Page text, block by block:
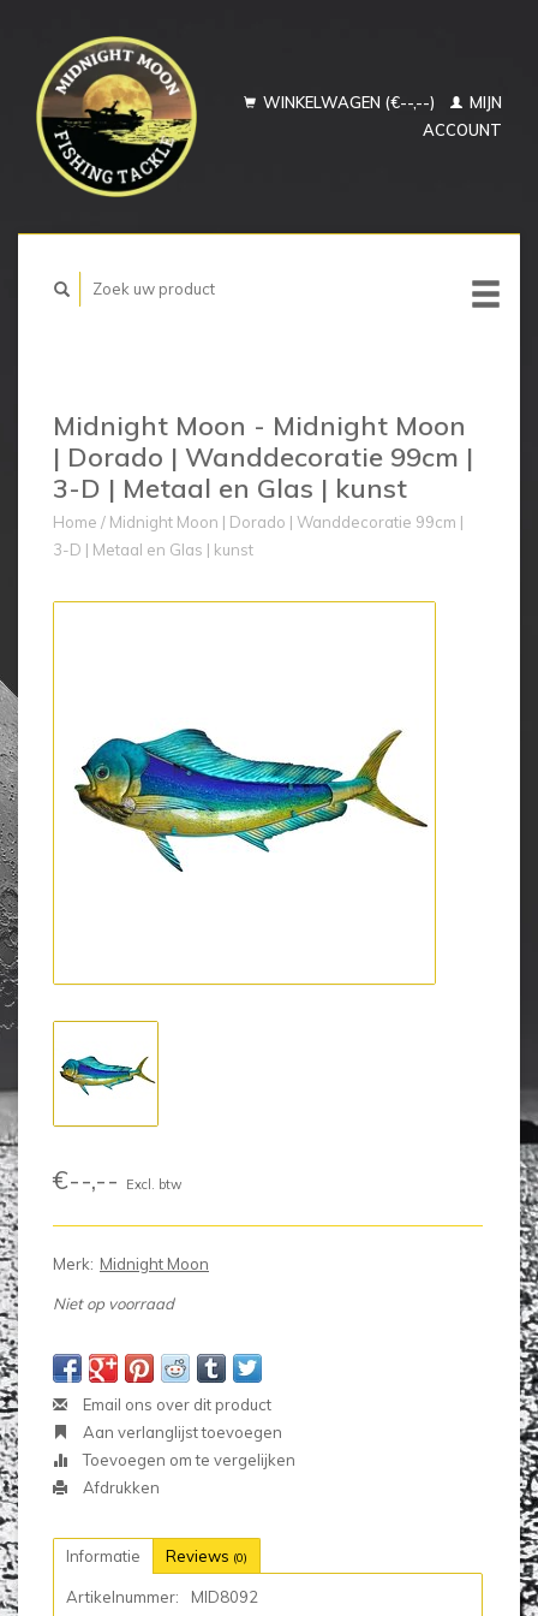
WINKELWAGEN (€--,--)
MIJN
ACCOUNT
Midnight Moon - Midnight Moon
| Dorado | Wanddecoratie 99cm |
3-D | Metaal en Glas | kunst
Home / Midnight Moon | Dorado | Wanddecoratie 99cm |
3-D | Metaal en Glas | kunst
€--,-- Excl. btw
Merk: Midnight Moon
Niet op voorraad
Email ons over dit product
Aan verlanglijst toevoegen
Toevoegen om te vergelijken
Afdrukken
Informatie Reviews (0)
Artikelnummer: MID8092